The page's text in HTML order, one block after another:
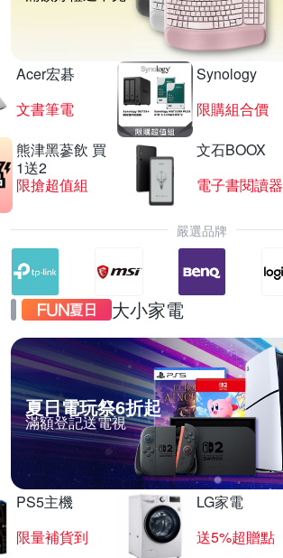
Acer宏碁
文書筆電
Synology
限購組合價
熊津黑蔘飲 買
1送2
限搶超值組
文石BOOX
電子書閱讀器
嚴選品牌
大小家電
夏日電玩祭6折起
滿額登記送電視
PS5主機
限量補貨到
LG家電
送5%超贈點